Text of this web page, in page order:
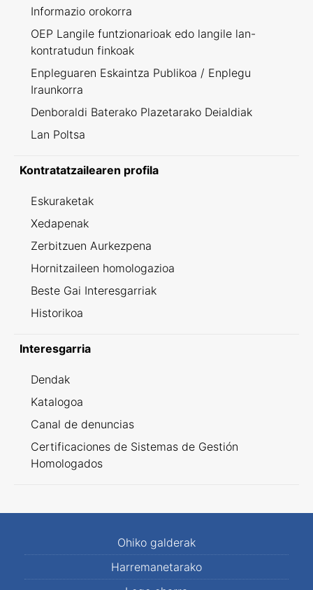
Informazio orokorra
OEP Langile funtzionarioak edo langile lan-
kontratudun finkoak
Enpleguaren Eskaintza Publikoa / Enplegu
Iraunkorra
Denboraldi Baterako Plazetarako Deialdiak
Lan Poltsa
Kontratatzailearen profila
Eskuraketak
Xedapenak
Zerbitzuen Aurkezpena
Hornitzaileen homologazioa
Beste Gai Interesgarriak
Historikoa
Interesgarria
Dendak
Katalogoa
Canal de denuncias
Certificaciones de Sistemas de Gestión
Homologados
Ohiko galderak
Harremanetarako